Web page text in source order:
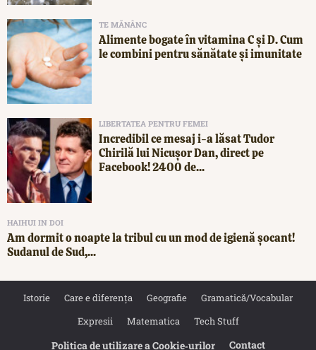
TE MĂNÂNC
Alimente bogate în vitamina C și D. Cum
le combini pentru sănătate și imunitate
LIBERTATEA PENTRU FEMEI
Incredibil ce mesaj i-a lăsat Tudor
Chirilă lui Nicușor Dan, direct pe
Facebook! 2400 de...
HAIHUI IN DOI
Am dormit o noapte la tribul cu un mod de igienă șocant!
Sudanul de Sud,...
Istorie Care e diferența Geografie
Gramatică/Vocabular
Expresii
Matematica Tech Stuff
Politica de utilizare a Cookie‐urilor Contact